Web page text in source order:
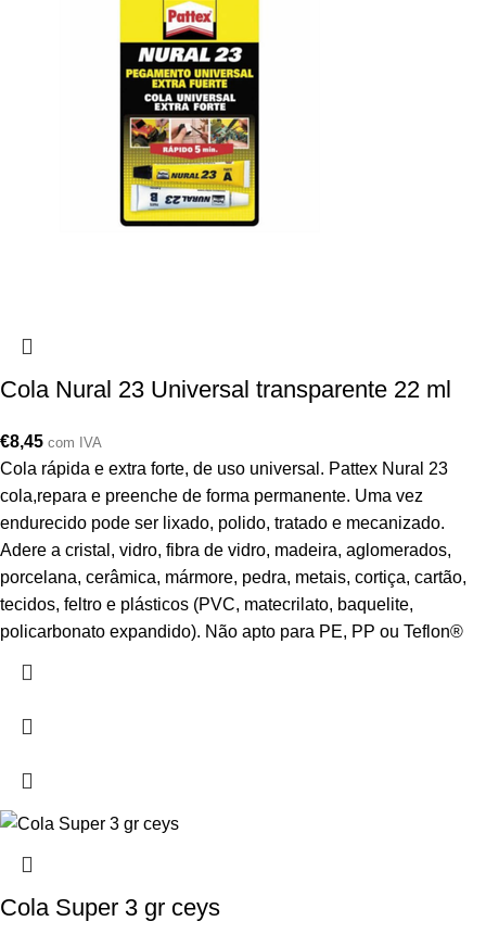
Cola Nural 23 Universal transparente 22 ml
€8,45 com IVA
Cola rápida e extra forte, de uso universal. Pattex Nural 23
cola,repara e preenche de forma permanente. Uma vez
endurecido pode ser lixado, polido, tratado e mecanizado.
Adere a cristal, vidro, fibra de vidro, madeira, aglomerados,
porcelana, cerâmica, mármore, pedra, metais, cortiça, cartão,
tecidos, feltro e plásticos (PVC, matecrilato, baquelite,
policarbonato expandido). Não apto para PE, PP ou Teflon®
Cola Super 3 gr ceys